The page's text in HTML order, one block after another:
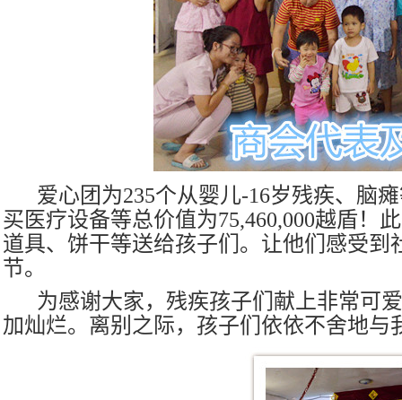
爱心团为235个从婴儿-16岁残疾、脑
买医疗设备等总价值为75,460,000越盾！
道具、饼干等送给孩子们。让他们感受
节。
为感谢大家，残疾孩子们献上非常可
加灿烂。离别之际，孩子们依依不舍地